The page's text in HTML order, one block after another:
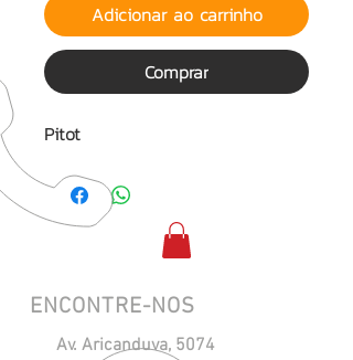
Adicionar ao carrinho
Comprar
Pitot
ENCONTRE-NOS
Av. Aricanduva, 5074